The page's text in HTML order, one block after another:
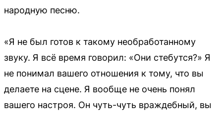
народную песню.
«Я не был готов к такому необработанному
звуку. Я всё время говорил: «Они стебутся?» Я
не понимал вашего отношения к тому, что вы
делаете на сцене. Я вообще не очень понял
вашего настроя. Он чуть-чуть враждебный, вы